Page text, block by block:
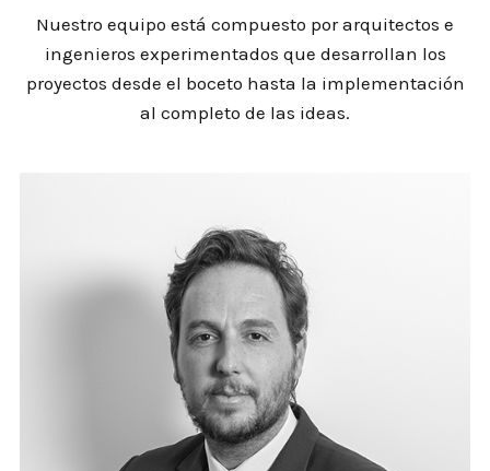
Nuestro equipo está compuesto por arquitectos e
ingenieros experimentados que desarrollan los
proyectos desde el boceto hasta la implementación
al completo de las ideas.